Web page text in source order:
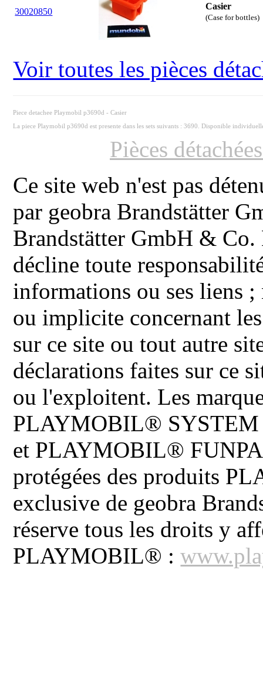
30020850
Casier
(Case for bottles)
Voir toutes les pièces
Piece detachee Playmobil p3690d - Casier
La piece Playmobil p3690d est presente dans les sets suivants : 3690. Disponible
Pièces
Ce site web n'est pas
par geobra Brandstätter
Brandstätter GmbH & Co.
décline toute
informations ou ses liens ;
ou implicite concernant
sur ce site ou tout autre
déclarations faites sur ce
ou l'exploitent. Les
PLAYMOBIL®
et PLAYMOBIL®
protégées des produits
exclusive de geobra
réserve tous les droits y
PLAYMOBIL® :